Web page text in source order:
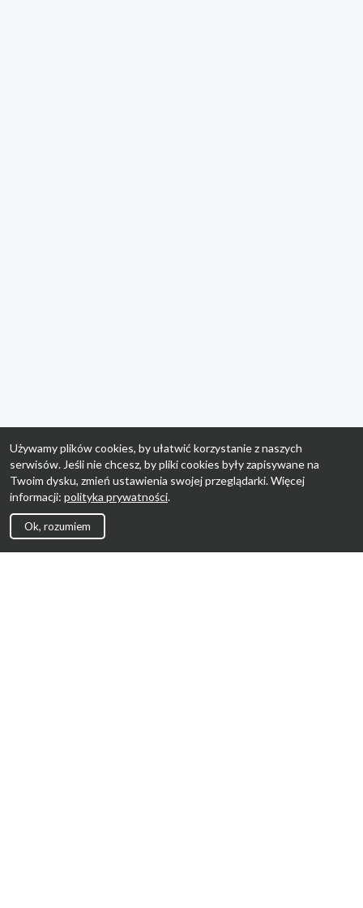
Używamy plików cookies, by ułatwić korzystanie z naszych
serwisów. Jeśli nie chcesz, by pliki cookies były zapisywane na
Twoim dysku, zmień ustawienia swojej przeglądarki. Więcej
informacji: polityka prywatności.
Ok, rozumiem